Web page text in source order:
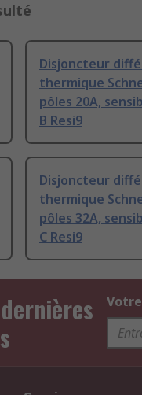
Disjoncteur
thermique
pôles 20A,
B Resi9
Disjoncteur
thermique
pôles 32A,
C Resi9